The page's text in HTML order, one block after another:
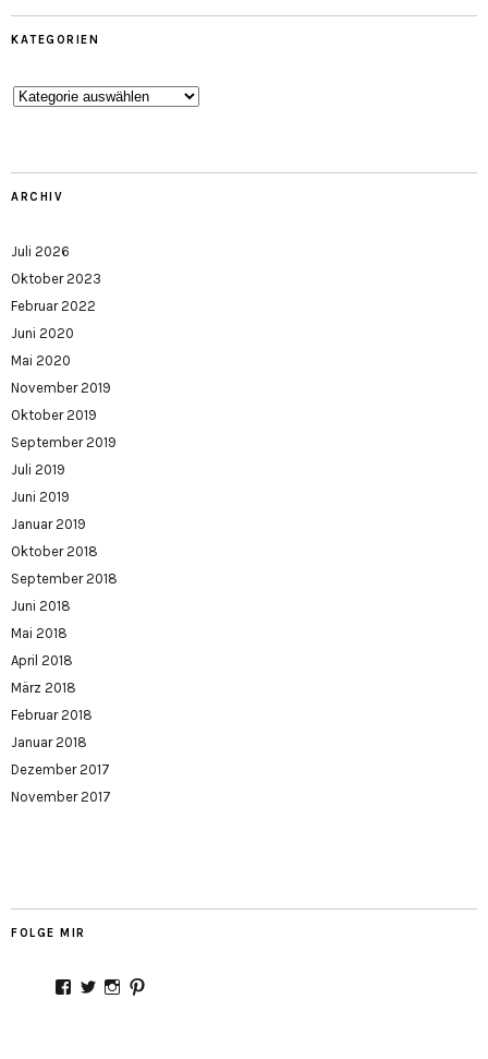
KATEGORIEN
Kategorien
ARCHIV
Juli 2026
Oktober 2023
Februar 2022
Juni 2020
Mai 2020
November 2019
Oktober 2019
September 2019
Juli 2019
Juni 2019
Januar 2019
Oktober 2018
September 2018
Juni 2018
Mai 2018
April 2018
März 2018
Februar 2018
Januar 2018
Dezember 2017
November 2017
FOLGE MIR
ProfilProfilProfilProfil